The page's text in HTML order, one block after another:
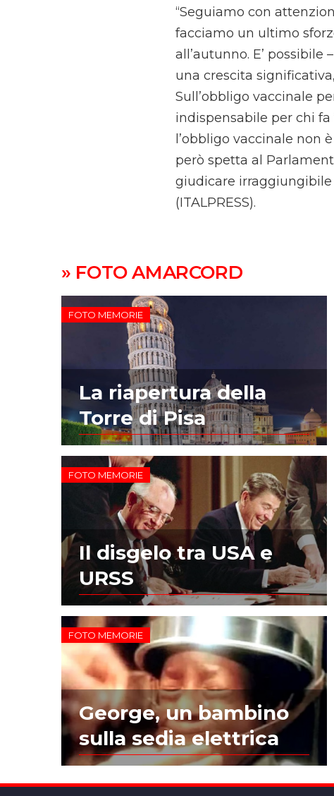
“Seguiamo con
facciamo un ultimo
all’autunno. E’
una crescita
Sull’obbligo vaccinale
indispensabile per chi
l’obbligo vaccinale non
però spetta al
giudicare irraggiungibile
(ITALPRESS).
» FOTO AMARCORD
FOTO MEMORIE
La riapertura della
Torre di Pisa
FOTO MEMORIE
Il disgelo tra USA e
URSS
FOTO MEMORIE
George, un bambino
sulla sedia elettrica